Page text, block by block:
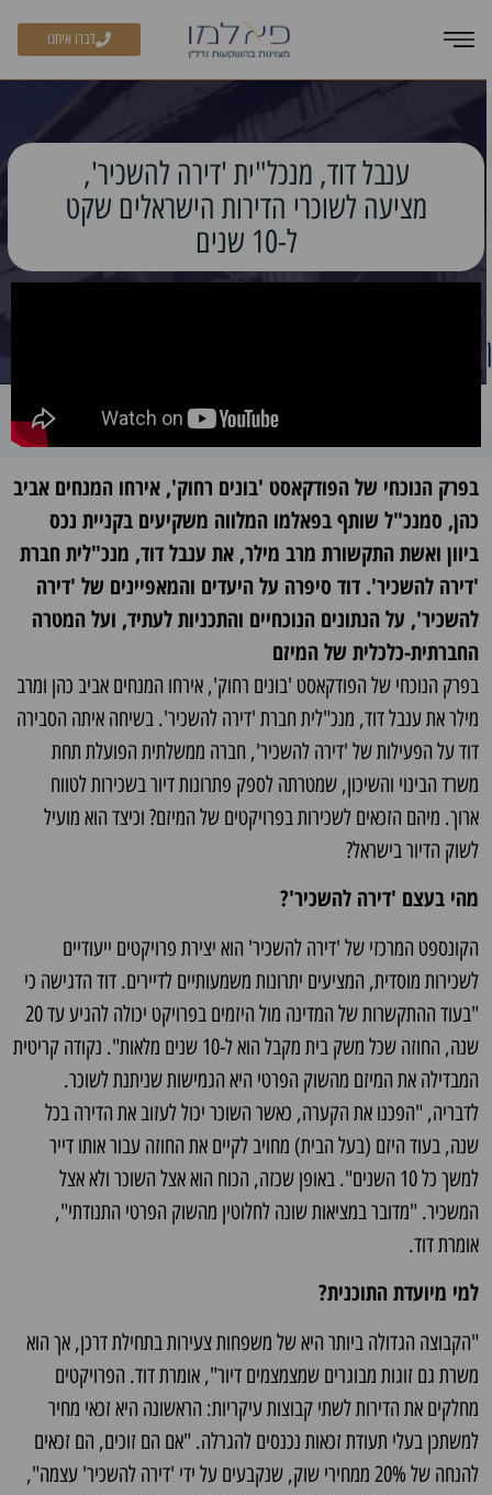
דברו איתנו
ענבל דוד, מנכל"ית 'דירה להשכיר',
מציעה לשוכרי הדירות הישראלים שקט
ל-10 שנים
בפרק הנוכחי של הפודקאסט 'בונים רחוק', אירחו המנחים אביב
כהן, סמנכ"ל שותף בפאלמו המלווה משקיעים בקניית נכס
ביוון ואשת התקשורת מרב מילר, את ענבל דוד, מנכ"לית חברת
'דירה להשכיר'. דוד סיפרה על היעדים והמאפיינים של 'דירה
להשכיר', על הנתונים הנוכחיים והתכניות לעתיד, ועל המטרה
החברתית-כלכלית של המיזם
בפרק הנוכחי של הפודקאסט 'בונים רחוק', אירחו המנחים אביב כהן ומרב
מילר את ענבל דוד, מנכ"לית חברת 'דירה להשכיר'. בשיחה איתה הסבירה
דוד על הפעילות של 'דירה להשכיר', חברה ממשלתית הפועלת תחת
משרד הבינוי והשיכון, שמטרתה לספק פתרונות דיור בשכירות לטווח
ארוך. מיהם הזכאים לשכירות בפרויקטים של המיזם? וכיצד הוא מועיל
לשוק הדיור בישראל?
מהי בעצם 'דירה להשכיר'?
הקונספט המרכזי של 'דירה להשכיר' הוא יצירת פרויקטים ייעודיים
לשכירות מוסדית, המציעים יתרונות משמעותיים לדיירים. דוד הדגישה כי
"בעוד ההתקשרות של המדינה מול היזמים בפרויקט יכולה להגיע עד 20
שנה, החוזה שכל משק בית מקבל הוא ל-10 שנים מלאות". נקודה קריטית
המבדילה את המיזם מהשוק הפרטי היא הגמישות שניתנת לשוכר.
לדבריה, "הפכנו את הקערה, כאשר השוכר יכול לעזוב את הדירה בכל
שנה, בעוד היזם (בעל הבית) מחויב לקיים את החוזה עבור אותו דייר
למשך כל 10 השנים". באופן שכזה, הכוח הוא אצל השוכר ולא אצל
המשכיר. "מדובר במציאות שונה לחלוטין מהשוק הפרטי התנודתי",
אומרת דוד.
למי מיועדת התוכנית?
"הקבוצה הגדולה ביותר היא של משפחות צעירות בתחילת דרכן, אך הוא
משרת גם זוגות מבוגרים שמצמצמים דיור", אומרת דוד. הפרויקטים
מחלקים את הדירות לשתי קבוצות עיקריות: הראשונה היא זכאי מחיר
למשתכן בעלי תעודת זכאות נכנסים להגרלה. "אם הם זוכים, הם זכאים
להנחה של 20% ממחירי שוק, שנקבעים על ידי 'דירה להשכיר' עצמה",